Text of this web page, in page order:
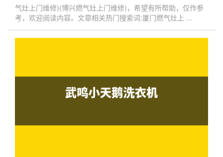
气灶上门维修)(博兴燃气灶上门维修)，希望有所帮助，仅作参
考，欢迎阅读内容。文章相关热门搜索词:厦门燃气灶上 ...